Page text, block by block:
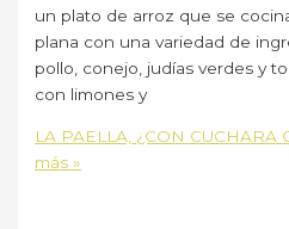
un plato de arroz que se
plana con una variedad de
pollo, conejo, judías verdes y
con limones y
LA PAELLA, ¿CON CUCHARA
más »